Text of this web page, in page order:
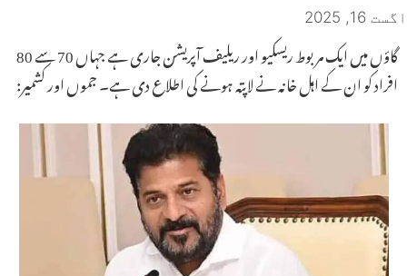
اگست 16, 2025
گاؤں میں ایک مربوط ریسکیو اور ریلیف آپریشن جاری ہے جہاں 70 سے 80
افراد کو ان کے اہل خانہ نے لاپتہ ہونے کی اطلاع دی ہے۔ جموں اور کشمیر: